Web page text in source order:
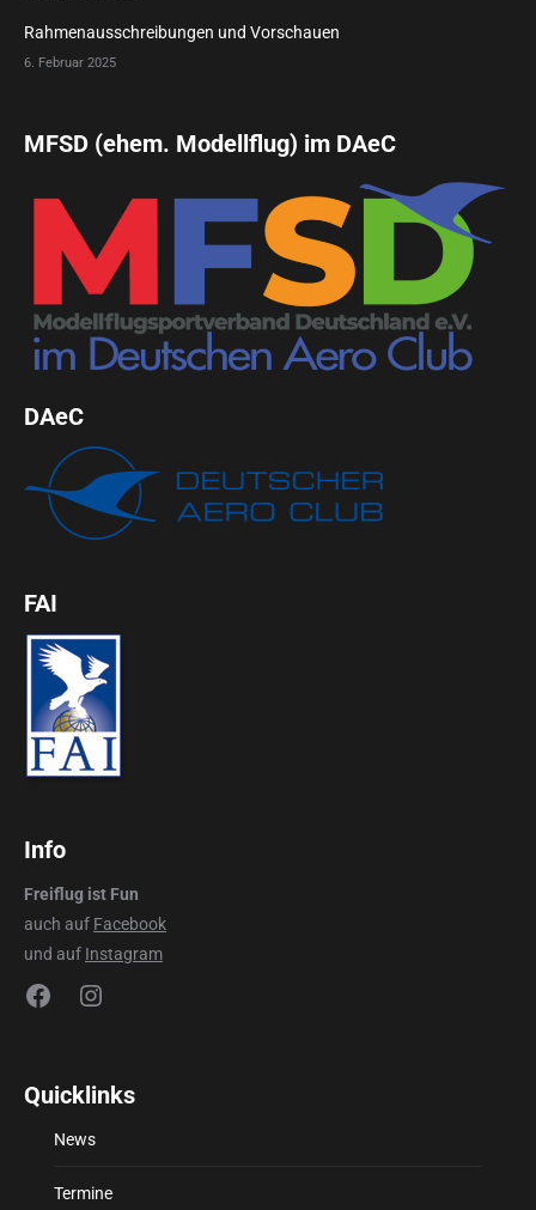
Rahmenausschreibungen und Vorschauen
6. Februar 2025
MFSD (ehem. Modellflug) im DAeC
DAeC
FAI
Info
Freiflug ist Fun
auch auf Facebook
und auf Instagram
FacebookInstagram
Quicklinks
News
Termine